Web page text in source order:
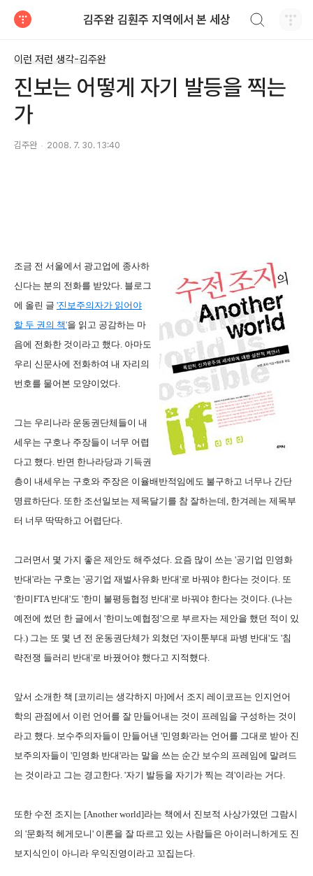
김주완 김훤주 지역에서 본 세상
이런 저런 생각-김주완
진보는 어떻게 자기 발등을 찍는
가
김주완 2008. 7. 30. 13:40
조금 전 서울에서 광고업에 종사하
신다는 분의 전화를 받았다. 블로그
에 올린 글 '진보주의자가 읽어야
할 두 권의 책'을 읽고 공감하는 마
음에 전화한 것이라고 했다. 아마도
우리 신문사에 전화하여 내 자리의
번호를 물어본 모양이었다.
그는 우리나라 운동권단체들이 내
세우는 구호나 주장들이 너무 어렵
다고 했다. 반면 한나라당과 기득권
층이 내세우는 구호와 주장은 이율배반적임에도 불구하고 너무나 간단
명료하단다. 또한 조선일보는 제목달기를 참 잘하는데, 한겨레는 제목부
터 너무 딱딱하고 어렵단다.
그러면서 몇 가지 좋은 제안도 해주셨다. 요즘 많이 쓰는 '공기업 민영화
반대'라는 구호는 '공기업 재벌사유화 반대'로 바꿔야 한다는 것이다. 또
'한미FTA 반대'도 '한미 불평등협정 반대'로 바꿔야 한다는 것이다. (나는
예전에 썼던 한 글에서 '한미노예협정'으로 부르자는 제안을 했던 적이 있
다.) 그는 또 몇 년 전 운동권단체가 외쳤던 '자이툰부대 파병 반대'도 '침
략전쟁 들러리 반대'로 바꿨어야 했다고 지적했다.
앞서 소개한 책 [코끼리는 생각하지 마]에서 조지 레이코프는 인지언어
학의 관점에서 이런 언어를 잘 만들어내는 것이 프레임을 구성하는 것이
라고 했다. 보수주의자들이 만들어낸 '민영화'라는 언어를 그대로 받아 진
보주의자들이 '민영화 반대'라는 말을 쓰는 순간 보수의 프레임에 말려드
는 것이라고 그는 경고한다. '자기 발등을 자기가 찍는 격'이라는 거다.
또한 수전 조지는 [Another world]라는 책에서 진보적 사상가였던 그람시
의 '문화적 헤게모니' 이론을 잘 따르고 있는 사람들은 아이러니하게도 진
보지식인이 아니라 우익진영이라고 꼬집는다.